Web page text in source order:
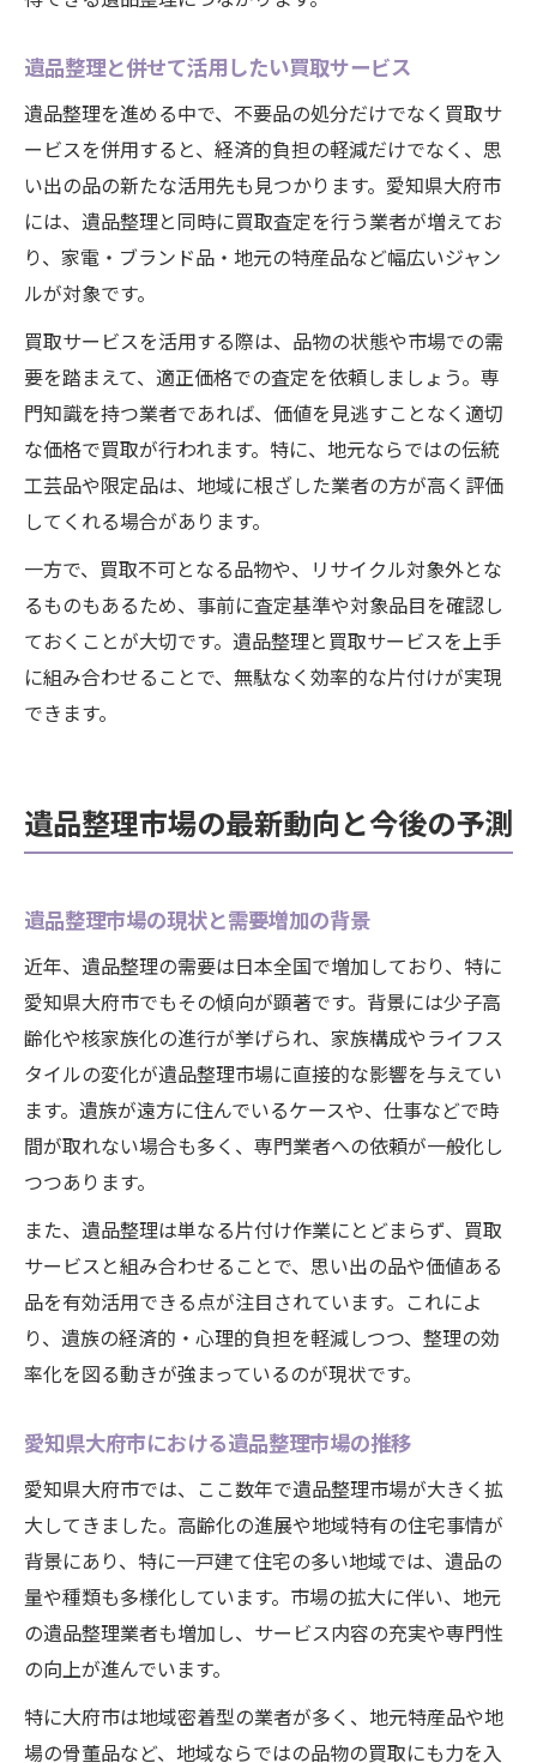
遺品整理と併せて活用したい買取サービス
遺品整理を進める中で、不要品の処分だけでなく買取サ
ービスを併用すると、経済的負担の軽減だけでなく、思
い出の品の新たな活用先も見つかります。愛知県大府市
には、遺品整理と同時に買取査定を行う業者が増えてお
り、家電・ブランド品・地元の特産品など幅広いジャン
ルが対象です。
買取サービスを活用する際は、品物の状態や市場での需
要を踏まえて、適正価格での査定を依頼しましょう。専
門知識を持つ業者であれば、価値を見逃すことなく適切
な価格で買取が行われます。特に、地元ならではの伝統
工芸品や限定品は、地域に根ざした業者の方が高く評価
してくれる場合があります。
一方で、買取不可となる品物や、リサイクル対象外とな
るものもあるため、事前に査定基準や対象品目を確認し
ておくことが大切です。遺品整理と買取サービスを上手
に組み合わせることで、無駄なく効率的な片付けが実現
できます。
遺品整理市場の最新動向と今後の予測
遺品整理市場の現状と需要増加の背景
近年、遺品整理の需要は日本全国で増加しており、特に
愛知県大府市でもその傾向が顕著です。背景には少子高
齢化や核家族化の進行が挙げられ、家族構成やライフス
タイルの変化が遺品整理市場に直接的な影響を与えてい
ます。遺族が遠方に住んでいるケースや、仕事などで時
間が取れない場合も多く、専門業者への依頼が一般化し
つつあります。
また、遺品整理は単なる片付け作業にとどまらず、買取
サービスと組み合わせることで、思い出の品や価値ある
品を有効活用できる点が注目されています。これによ
り、遺族の経済的・心理的負担を軽減しつつ、整理の効
率化を図る動きが強まっているのが現状です。
愛知県大府市における遺品整理市場の推移
愛知県大府市では、ここ数年で遺品整理市場が大きく拡
大してきました。高齢化の進展や地域特有の住宅事情が
背景にあり、特に一戸建て住宅の多い地域では、遺品の
量や種類も多様化しています。市場の拡大に伴い、地元
の遺品整理業者も増加し、サービス内容の充実や専門性
の向上が進んでいます。
特に大府市は地域密着型の業者が多く、地元特産品や地
場の骨董品など、地域ならではの品物の買取にも力を入